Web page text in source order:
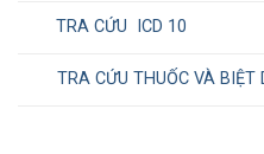
TRA CỨU ICD 10
TRA CỨU THUỐC VÀ BIỆT